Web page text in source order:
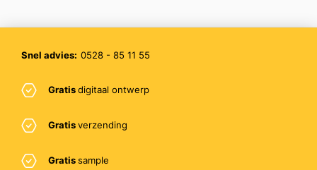
Snel advies: 0528 - 85 11 55
Gratisdigitaal ontwerp
Gratisverzending
Gratissample